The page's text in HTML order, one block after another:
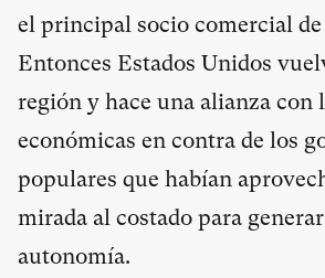
el principal socio comercial
Entonces Estados Unidos
región y hace una alianza con
económicas en contra de los
populares que habían
mirada al costado para
autonomía.